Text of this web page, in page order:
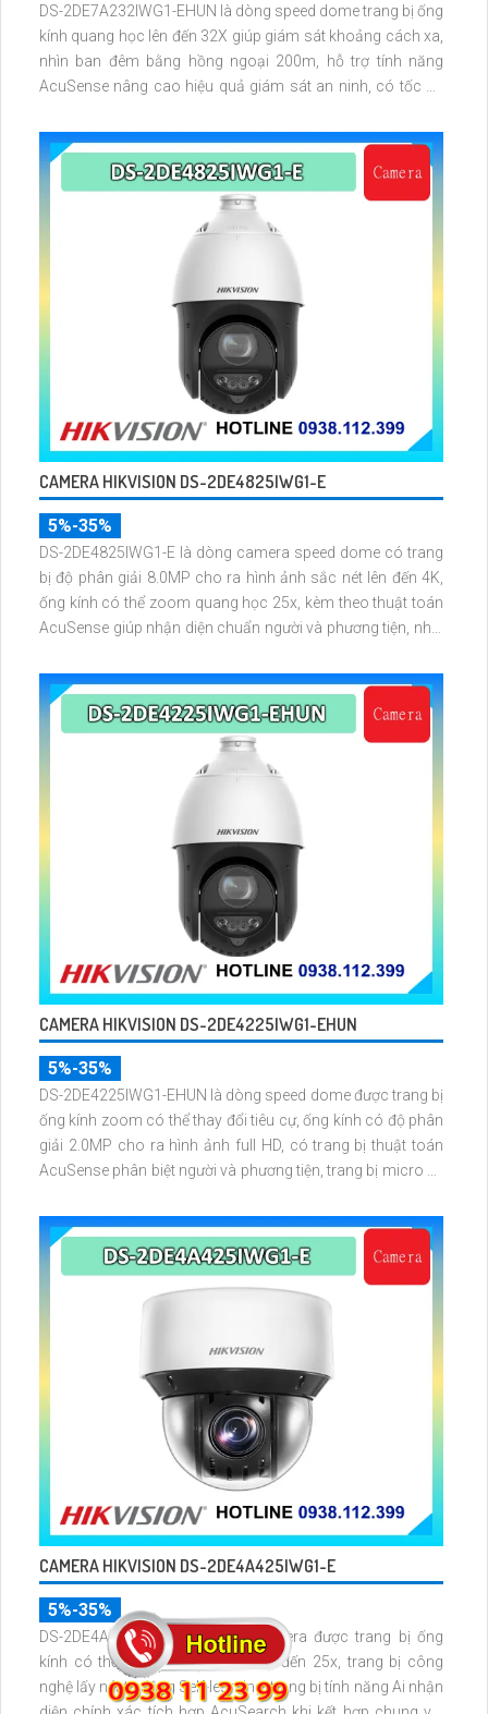
DS-2DE7A232IWG1-EHUN là dòng speed dome trang bị ống
kính quang học lên đến 32X giúp giám sát khoảng cách xa,
nhìn ban đêm bằng hồng ngoại 200m, hỗ trợ tính năng
AcuSense nâng cao hiệu quả giám sát an ninh, có tốc độ
CAMERA HIKVISION DS-2DE4825IWG1-E
5%-35%
DS-2DE4825IWG1-E là dòng camera speed dome có trang
bị độ phân giải 8.0MP cho ra hình ảnh sắc nét lên đến 4K,
ống kính có thể zoom quang học 25x, kèm theo thuật toán
AcuSense giúp nhận diện chuẩn người và phương tiện, nhìn
CAMERA HIKVISION DS-2DE4225IWG1-EHUN
5%-35%
DS-2DE4225IWG1-EHUN là dòng speed dome được trang bị
ống kính zoom có thể thay đổi tiêu cự, ống kính có độ phân
giải 2.0MP cho ra hình ảnh full HD, có trang bị thuật toán
AcuSense phân biệt người và phương tiện, trang bị micro và
100m
CAMERA HIKVISION DS-2DE4A425IWG1-E
5%-35%
DS-2DE4A425IWG1-E là dòng camera được trang bị ống
kính có thể zoom quang học lên đến 25x, trang bị công
nghệ lấy nét tự động Self-learning, trang bị tính năng Ai nhận